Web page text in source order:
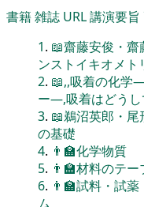
書籍雑誌 URL講演要旨
1. 📖齋藤安俊・齋
ンストイキオメ
2. 📖,,吸着の化学
ー―,吸着はどう
3. 📖鵜沼英郎・
の基礎
4. 👨‍🏫化学物質
5. 👨‍🏫材料のテー
6. 👨‍🏫試料・試
ム